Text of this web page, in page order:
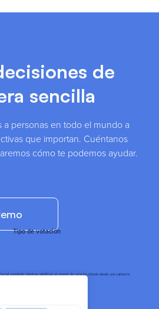
de
sencilla
a personas en todo el mundo a
que importan. Cuéntanos
cómo te podemos ayudar.
Tipo de votación